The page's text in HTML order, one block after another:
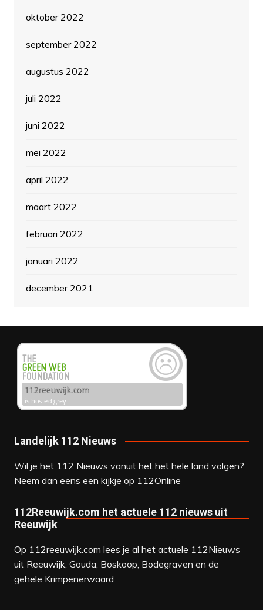
oktober 2022
september 2022
augustus 2022
juli 2022
juni 2022
mei 2022
april 2022
maart 2022
februari 2022
januari 2022
december 2021
Landelijk 112 Nieuws
Wil je het 112 Nieuws vanuit het het hele land volgen?
Neem dan eens een kijkje op 112Online
112Reeuwijk.com het actuele 112 nieuws uit
Reeuwijk
Op 112reeuwijk.com lees je al het actuele 112Nieuws
uit Reeuwijk, Gouda, Boskoop, Bodegraven en de
gehele Krimpenerwaard